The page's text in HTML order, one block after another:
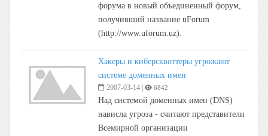
форума в новый объединенный форум,
получивший название uForum
(http://www.uforum.uz).
Хакеры и киберсквоттеры угрожают
системе доменных имен
2007-03-14 6842
Над системой доменных имен (DNS)
нависла угроза - считают представители
Всемирной организации